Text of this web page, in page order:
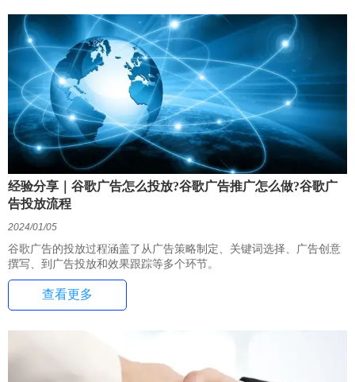
经验分享｜谷歌广告怎么投放?谷歌广告推广怎么做?谷歌广
告投放流程
2024/01/05
谷歌广告的投放过程涵盖了从广告策略制定、关键词选择、广告创意
撰写、到广告投放和效果跟踪等多个环节。
查看更多